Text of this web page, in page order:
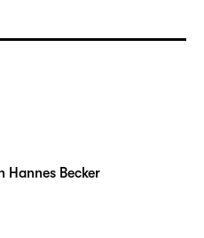
Hannes Becker